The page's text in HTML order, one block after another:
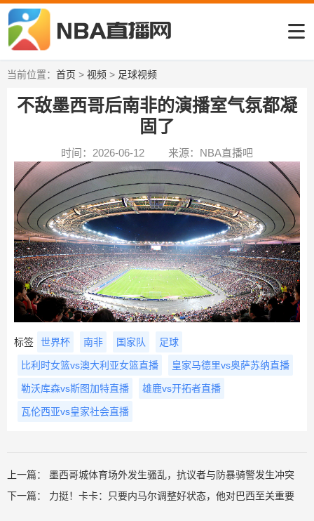
当前位置： 首页 > 视频 > 足球视频
不敌墨西哥后南非的演播室气氛都凝
固了
时间：2026-06-12 来源：NBA直播吧
标签 世界杯 南非 国家队 足球
比利时女篮vs澳大利亚女篮直播 皇家马德里vs奥萨苏纳直播
勒沃库森vs斯图加特直播 雄鹿vs开拓者直播
瓦伦西亚vs皇家社会直播
上一篇： 墨西哥城体育场外发生骚乱，抗议者与防暴骑警发生冲突
下一篇： 力挺！卡卡：只要内马尔调整好状态，他对巴西至关重要